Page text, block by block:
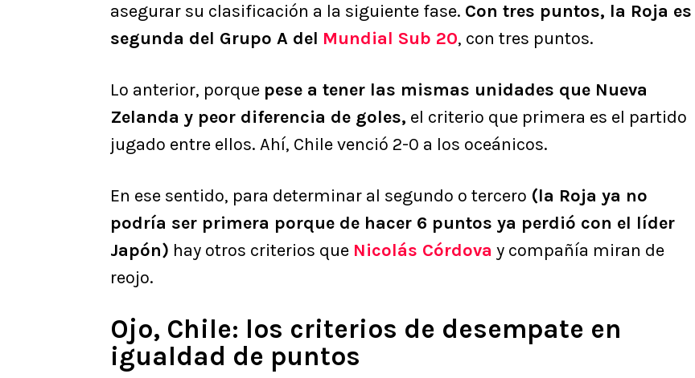
asegurar su clasificación a la siguiente fase. Con tres puntos, la Roja es
segunda del Grupo A del Mundial Sub 20, con tres puntos.
Lo anterior, porque pese a tener las mismas unidades que Nueva
Zelanda y peor diferencia de goles, el criterio que primera es el partido
jugado entre ellos. Ahí, Chile venció 2-0 a los oceánicos.
En ese sentido, para determinar al segundo o tercero (la Roja ya no
podría ser primera porque de hacer 6 puntos ya perdió con el líder
Japón) hay otros criterios que Nicolás Córdova y compañía miran de
reojo.
Ojo, Chile: los criterios de desempate en
igualdad de puntos